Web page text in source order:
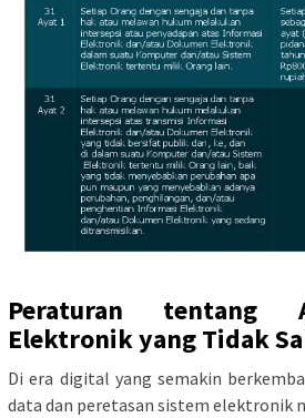
Peraturan tentang
Elektronik yang Tidak
Di era digital yang semakin
data dan peretasan sistem elektronik